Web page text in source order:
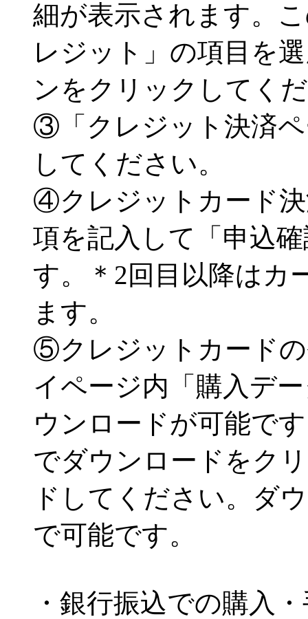
細が表示されます。
レジット」の項目を
ンをクリックしてく
③「クレジット決済
してください。
④クレジットカード
項を記入して「申込
す。＊2回目以降はカ
ます。
⑤クレジットカード
イページ内「購入デ
ウンロードが可能で
でダウンロードをク
ドしてください。ダ
で可能です。
・銀行振込での購入